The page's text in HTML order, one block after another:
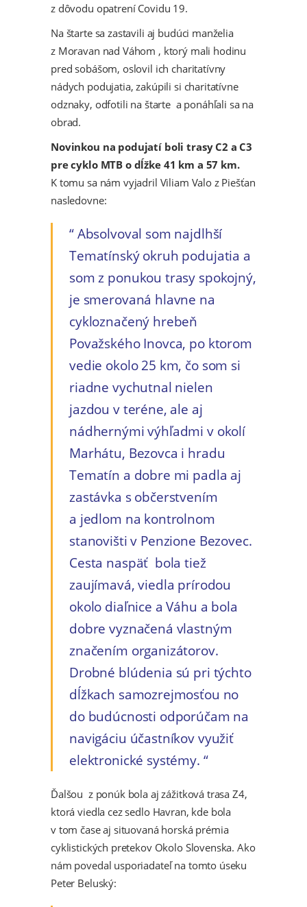
z dôvodu opatrení Covidu 19.
Na štarte sa zastavili aj budúci manželia
z Moravan nad Váhom , ktorý mali hodinu
pred sobášom, oslovil ich charitatívny
nádych podujatia, zakúpili si charitatívne
odznaky, odfotili na štarte a ponáhľali sa na
obrad.
Novinkou na podujatí boli trasy C2 a C3
pre cyklo MTB o dĺžke 41 km a 57 km.
K tomu sa nám vyjadril Viliam Valo z Piešťan
nasledovne:
Absolvoval som najdlhší
Tematínský okruh podujatia a
som z ponukou trasy spokojný,
je smerovaná hlavne na
cykloznačený hrebeň
Považského Inovca, po ktorom
vedie okolo 25 km, čo som si
riadne vychutnal nielen
jazdou v teréne, ale aj
nádhernými výhľadmi v okolí
Marhátu, Bezovca i hradu
Tematín a dobre mi padla aj
zastávka s občerstvením
a jedlom na kontrolnom
stanovišti v Penzione Bezovec.
Cesta naspäť bola tiež
zaujímavá, viedla prírodou
okolo diaľnice a Váhu a bola
dobre vyznačená vlastným
značením organizátorov.
Drobné blúdenia sú pri týchto
dĺžkach samozrejmosťou no
do budúcnosti odporúčam na
navigáciu účastníkov využiť
elektronické systémy.
Ďalšou z ponúk bola aj zážitková trasa Z4,
ktorá viedla cez sedlo Havran, kde bola
v tom čase aj situovaná horská prémia
cyklistických pretekov Okolo Slovenska. Ako
nám povedal usporiadateľ na tomto úseku
Peter Beluský: